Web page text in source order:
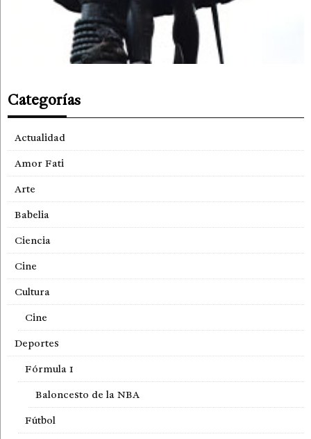
Categorías
Actualidad
Amor Fati
Arte
Babelia
Ciencia
Cine
Cultura
Cine
Deportes
Fórmula 1
Baloncesto de la NBA
Fútbol